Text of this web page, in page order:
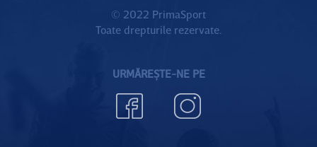
© 2022 PrimaSport
Toate drepturile rezervate.
URMĂREȘTE-NE PE